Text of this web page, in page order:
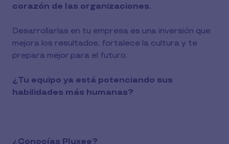
corazón de las organizaciones.
Desarrollarlas en tu empresa es una inversión que
mejora los resultados, fortalece la cultura y te
prepara mejor para el futuro.
¿Tu equipo ya está potenciando sus
habilidades más humanas?
¿Conocías Pluxee?